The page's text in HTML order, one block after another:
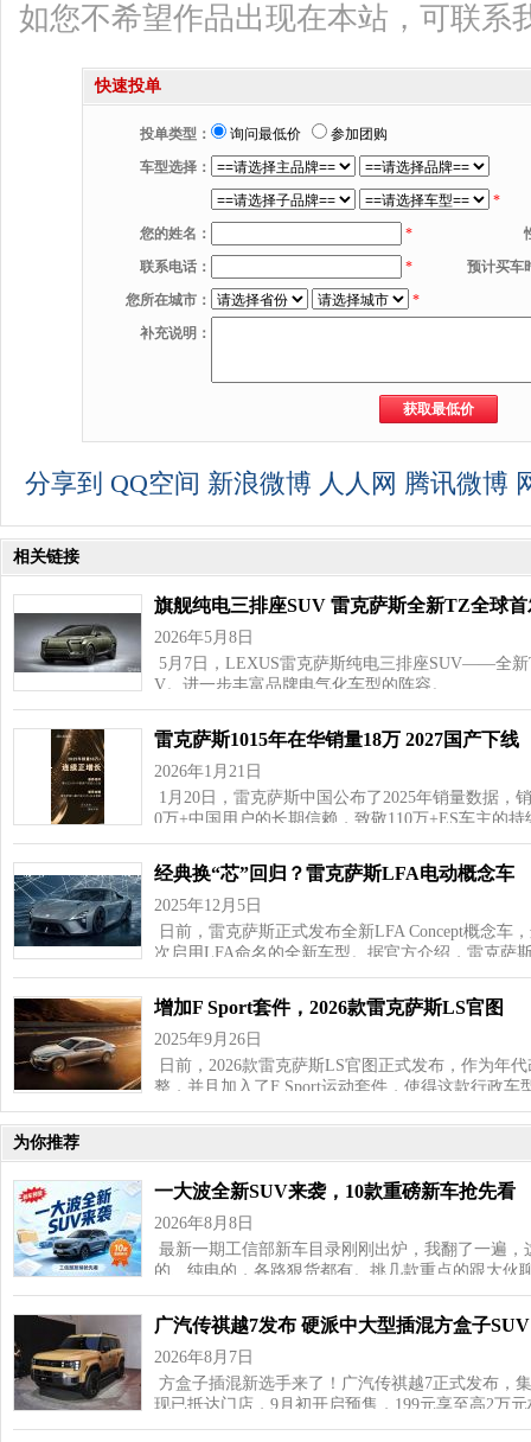
如您不希望作品出现在本站，可联系
快速投单
投单类型： 询问最低价
参加团购
车型选择：
*
您的姓名：
*
联系电话：
*
预计买车
您所在城市：
*
补充说明：
分享到 QQ空间 新浪微博 人人网 腾讯微博
相关链接
旗舰纯电三排座SUV 雷克萨斯全新TZ全球首
2026年5月8日
5月7日，LEXUS雷克萨斯纯电三排座SUV——全
V。进一步丰富品牌电气化车型的阵容。 …
雷克萨斯1015年在华销量18万 2027国产下线
2026年1月21日
1月20日，雷克萨斯中国公布了2025年销量数据，
0万+中国用户的长期信赖，致敬110万+ES车主的
经典换“芯”回归？雷克萨斯LFA电动概念车
2025年12月5日
日前，雷克萨斯正式发布全新LFA Concept概念车
次启用LFA命名的全新车型。据官方介绍，雷克萨
增加F Sport套件，2026款雷克萨斯LS官图
2025年9月26日
日前，2026款雷克萨斯LS官图正式发布，作为年
整，并且加入了F Sport运动套件，使得这款行政
为你推荐
一大波全新SUV来袭，10款重磅新车抢先看
2026年8月8日
最新一期工信部新车目录刚刚出炉，我翻了一遍
的、纯电的，各路狠货都有。挑几款重点的跟大伙
广汽传祺越7发布 硬派中大型插混方盒子SUV
2026年8月7日
方盒子插混新选手来了！广汽传祺越7正式发布，
现已抵达门店，9月初开启预售，199元享至高2万